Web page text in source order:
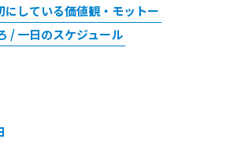
にしている価値観・モットー
/一日のスケジュール